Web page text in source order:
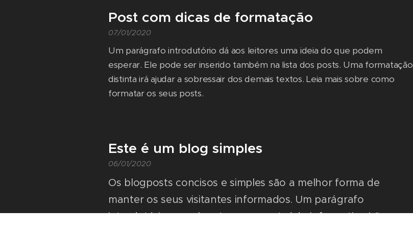
Post com dicas de formatação
07/01/2020
Um parágrafo introdutório dá aos leitores uma ideia do que podem
esperar. Ele pode ser inserido também na lista dos posts. Uma formatação
distinta irá ajudar a sobressair dos demais textos. Leia mais sobre como
formatar os seus posts.
Este é um blog simples
06/01/2020
Os blogposts concisos e simples são a melhor forma de
manter os seus visitantes informados. Um parágrafo
introdutório empolgante e um conteúdo informativo irão